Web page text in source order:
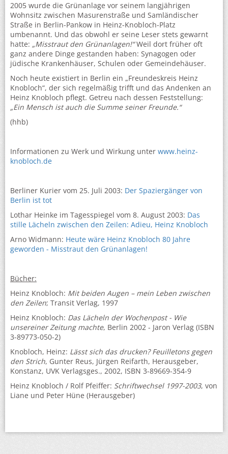
2005 wurde die Grünanlage vor seinem langjährigen
Wohnsitz zwischen Masurenstraße und Samländischer
Straße in Berlin-Pankow in Heinz-Knobloch-Platz
umbenannt. Und das obwohl er seine Leser stets gewarnt
hatte: „Misstraut den Grünanlagen!“Weil dort früher oft
ganz andere Dinge gestanden haben: Synagogen oder
jüdische Krankenhäuser, Schulen oder Gemeindehäuser.
Noch heute existiert in Berlin ein „Freundeskreis Heinz
Knobloch“, der sich regelmäßig trifft und das Andenken an
Heinz Knobloch pflegt. Getreu nach dessen Feststellung:
„Ein Mensch ist auch die Summe seiner Freunde.“
(hhb)
Informationen zu Werk und Wirkung unter www.heinz-
knobloch.de
Berliner Kurier vom 25. Juli 2003: Der Spaziergänger von
Berlin ist tot
Lothar Heinke im Tagesspiegel vom 8. August 2003: Das
stille Lächeln zwischen den Zeilen: Adieu, Heinz Knobloch
Arno Widmann: Heute wäre Heinz Knobloch 80 Jahre
geworden - Misstraut den Grünanlagen!
Bücher:
Heinz Knobloch: Mit beiden Augen – mein Leben zwischen
den Zeilen; Transit Verlag, 1997
Heinz Knobloch: Das Lächeln der Wochenpost - Wie
unsereiner Zeitung machte, Berlin 2002 - Jaron Verlag (ISBN
3-89773-050-2)
Knobloch, Heinz: Lässt sich das drucken? Feuilletons gegen
den Strich, Gunter Reus, Jürgen Reifarth, Herausgeber,
Konstanz, UVK Verlagsges., 2002, ISBN 3-89669-354-9
Heinz Knobloch / Rolf Pfeiffer: Schriftwechsel 1997-2003, von
Liane und Peter Hüne (Herausgeber)